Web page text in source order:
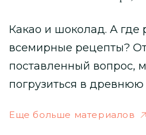
Какао и шоколад. А где
всемирные рецепты?
поставленный вопрос,
погрузиться в
Еще больше материалов